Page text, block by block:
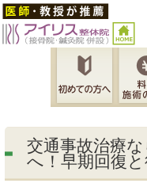
交通事故治療
へ！早期回復